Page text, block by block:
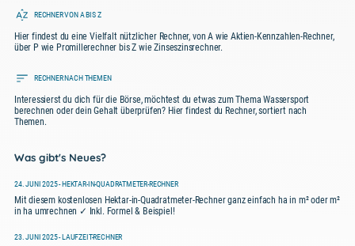
RECHNER VON A BIS Z
Hier findest du eine Vielfalt nützlicher Rechner, von A wie Aktien-Kennzahlen-Rechner,
über P wie Promillerechner bis Z wie Zinseszinsrechner.
RECHNER NACH THEMEN
Interessierst du dich für die Börse, möchtest du etwas zum Thema Wassersport
berechnen oder dein Gehalt überprüfen? Hier findest du Rechner, sortiert nach
Themen.
Was gibt's Neues?
24. JUNI 2025 - HEKTAR-IN-QUADRATMETER-RECHNER
Mit diesem kostenlosen Hektar-in-Quadratmeter-Rechner ganz einfach ha in m² oder m²
in ha umrechnen ✓ Inkl. Formel & Beispiel!
23. JUNI 2025 - LAUFZEIT-RECHNER